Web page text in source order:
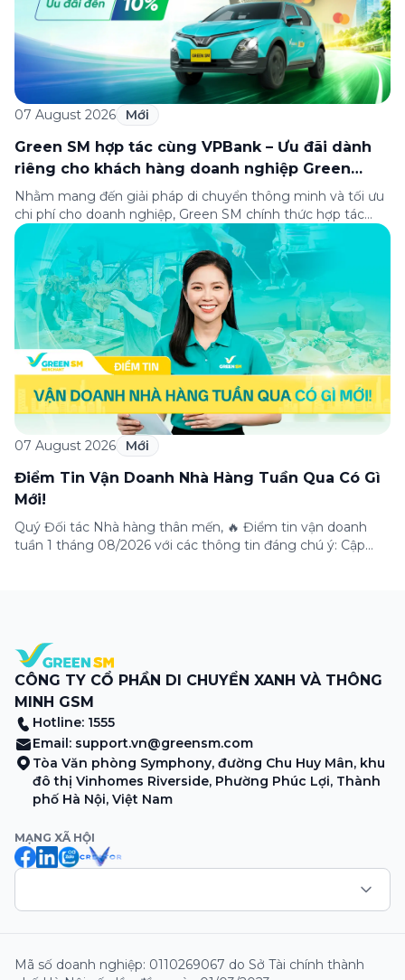
07 August 2026 Mới
Green SM hợp tác cùng VPBank – Ưu đãi dành
riêng cho khách hàng doanh nghiệp Green
Business
Nhằm mang đến giải pháp di chuyển thông minh và tối ưu
chi phí cho doanh nghiệp, Green SM chính thức hợp tác
cùng VPBank triển khai chương trình ưu đãi dành riêng cho
khách hàng đăng ký thẻ Doanh nghiệp Green Business.
Thông qua chương trình, doanh nghiệp có thể tận hưởng
nhiều ưu […]
07 August 2026 Mới
Điểm Tin Vận Doanh Nhà Hàng Tuần Qua Có Gì
Mới!
Quý Đối tác Nhà hàng thân mến, 🔥 Điểm tin vận doanh
tuần 1 tháng 08/2026 với các thông tin đáng chú ý: Cập
CÔNG TY CỔ PHẦN DI CHUYỂN XANH VÀ THÔNG
MINH GSM
Hotline: 1555
Email: support.vn@greensm.com
Tòa Văn phòng Symphony, đường Chu Huy Mân, khu
đô thị Vinhomes Riverside, Phường Phúc Lợi, Thành
phố Hà Nội, Việt Nam
MẠNG XÃ HỘI
Mã số doanh nghiệp: 0110269067 do Sở Tài chính thành